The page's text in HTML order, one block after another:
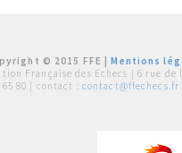
© 2015 FFE |Mentions
Française des Echecs | 6 rue de
80 | contact : contact@ffechecs.fr